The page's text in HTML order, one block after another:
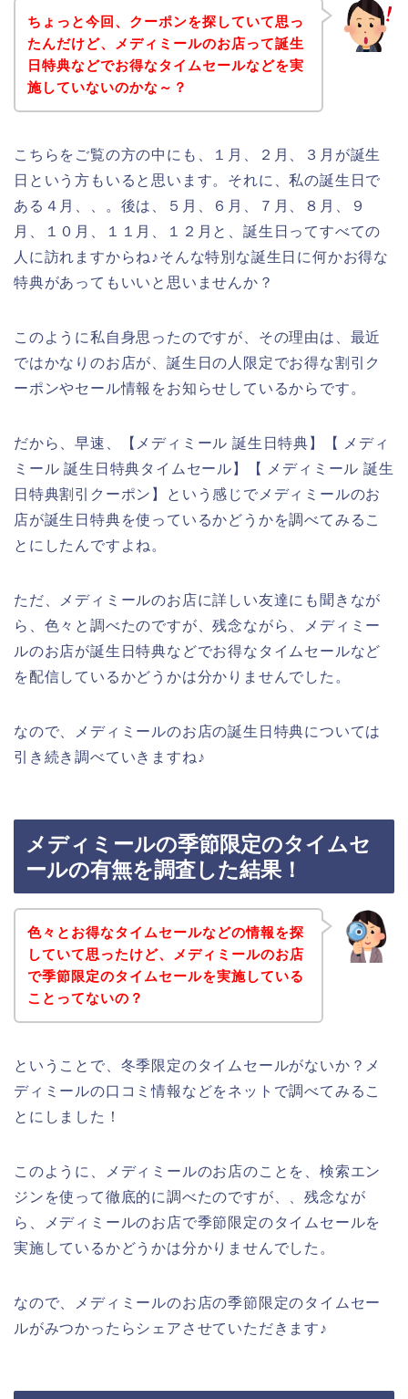
ちょっと今回、クーポンを探していて思っ
たんだけど、メディミールのお店って誕生
日特典などでお得なタイムセールなどを実
施していないのかな～？
こちらをご覧の方の中にも、１月、２月、３月が誕生
日という方もいると思います。それに、私の誕生日で
ある４月、、。後は、５月、６月、７月、８月、９
月、１０月、１１月、１２月と、誕生日ってすべての
人に訪れますからね♪そんな特別な誕生日に何かお得な
特典があってもいいと思いませんか？
このように私自身思ったのですが、その理由は、最近
ではかなりのお店が、誕生日の人限定でお得な割引ク
ーポンやセール情報をお知らせしているからです。
だから、早速、【メディミール 誕生日特典】【 メディ
ミール 誕生日特典タイムセール】【 メディミール 誕生
日特典割引クーポン】という感じでメディミールのお
店が誕生日特典を使っているかどうかを調べてみるこ
とにしたんですよね。
ただ、メディミールのお店に詳しい友達にも聞きなが
ら、色々と調べたのですが、残念ながら、メディミー
ルのお店が誕生日特典などでお得なタイムセールなど
を配信しているかどうかは分かりませんでした。
なので、メディミールのお店の誕生日特典については
引き続き調べていきますね♪
メディミールの季節限定のタイムセ
ールの有無を調査した結果！
色々とお得なタイムセールなどの情報を探
していて思ったけど、メディミールのお店
で季節限定のタイムセールを実施している
ことってないの？
ということで、冬季限定のタイムセールがないか？メ
ディミールの口コミ情報などをネットで調べてみるこ
とにしました！
このように、メディミールのお店のことを、検索エン
ジンを使って徹底的に調べたのですが、、残念なが
ら、メディミールのお店で季節限定のタイムセールを
実施しているかどうかは分かりませんでした。
なので、メディミールのお店の季節限定のタイムセー
ルがみつかったらシェアさせていただきます♪